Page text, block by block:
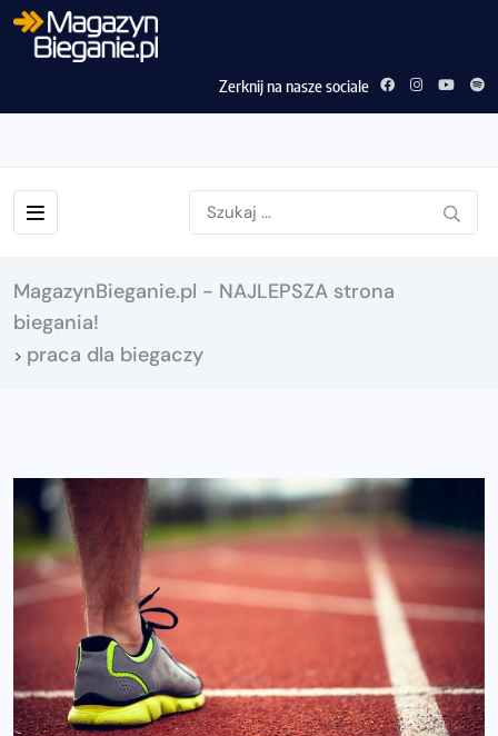
Zerknij na nasze sociale
MagazynBieganie.pl - NAJLEPSZA strona
biegania!
> praca dla biegaczy